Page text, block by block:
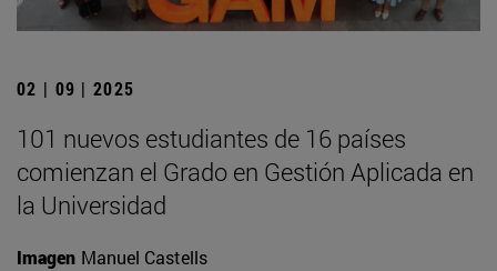
02 | 09 | 2025
101 nuevos estudiantes de 16 países
comienzan el Grado en Gestión Aplicada en
la Universidad
Imagen Manuel Castells